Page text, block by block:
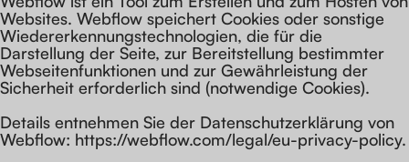
Websites. Webflow speichert Cookies oder sonstige
Wiedererkennungstechnologien, die für die
Darstellung der Seite, zur Bereitstellung bestimmter
Webseitenfunktionen und zur Gewährleistung der
Sicherheit erforderlich sind (notwendige Cookies).
Details entnehmen Sie der Datenschutzerklärung von
Webflow: https://webflow.com/legal/eu-privacy-policy.